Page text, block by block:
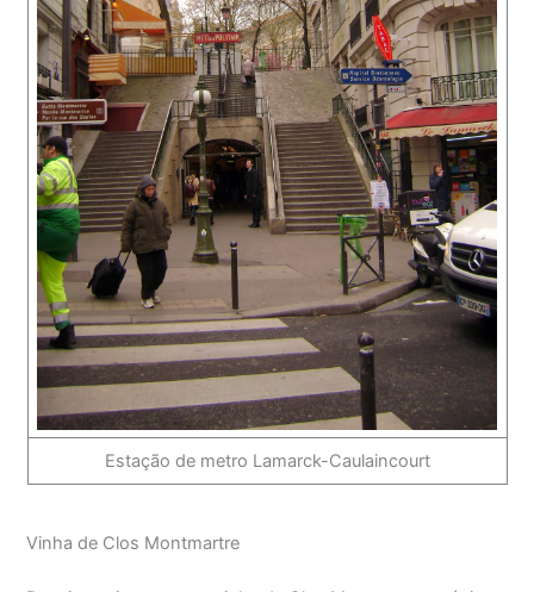
Estação de metro Lamarck-Caulaincourt
Vinha de Clos Montmartre